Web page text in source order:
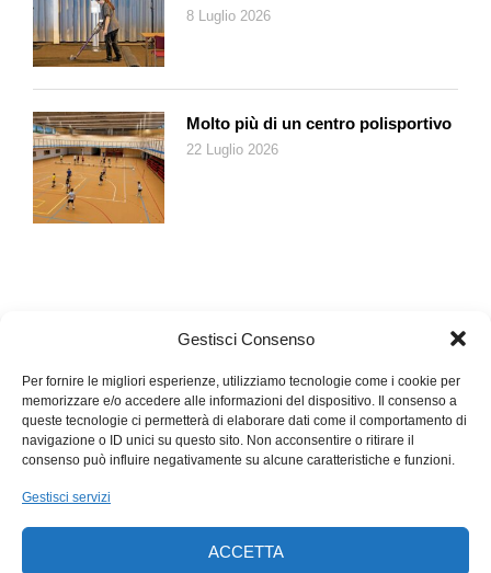
Gestisci Consenso
Per fornire le migliori esperienze, utilizziamo tecnologie come i cookie per
memorizzare e/o accedere alle informazioni del dispositivo. Il consenso a
queste tecnologie ci permetterà di elaborare dati come il comportamento di
navigazione o ID unici su questo sito. Non acconsentire o ritirare il
consenso può influire negativamente su alcune caratteristiche e funzioni.
Gestisci servizi
ACCETTA
8 Luglio 2026
Molto più di un centro polisportivo
22 Luglio 2026